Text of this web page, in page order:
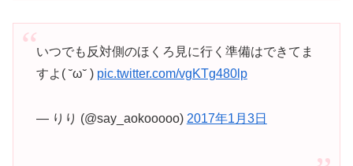
いつでも反対側のほくろ見に行く準備はできてま
すよ( ˘ω˘ ) pic.twitter.com/vgKTg480lp
— りり (@say_aokooooo) 2017年1月3日